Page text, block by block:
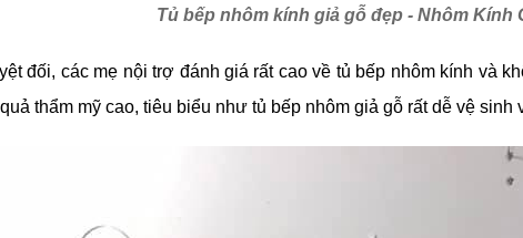
Tủ bếp nhôm kính giả gỗ đẹp - Nhôm Kính
đối, các mẹ nội trợ đánh giá rất cao về tủ bếp nhôm kính và
thẩm mỹ cao, tiêu biểu như tủ bếp nhôm giả gỗ rất dễ vệ sinh